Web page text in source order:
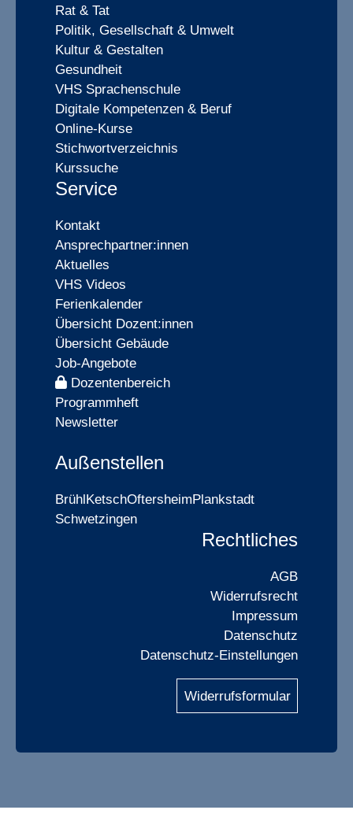
Rat & Tat
Politik, Gesellschaft & Umwelt
Kultur & Gestalten
Gesundheit
VHS Sprachenschule
Digitale Kompetenzen & Beruf
Online-Kurse
Stichwortverzeichnis
Kurssuche
Service
Kontakt
Ansprechpartner:innen
Aktuelles
VHS Videos
Ferienkalender
Übersicht Dozent:innen
Übersicht Gebäude
Job-Angebote
Dozentenbereich
Programmheft
Newsletter
Außenstellen
BrühlKetschOftersheimPlankstadt
Schwetzingen
Rechtliches
AGB
Widerrufsrecht
Impressum
Datenschutz
Datenschutz-Einstellungen
Widerrufsformular